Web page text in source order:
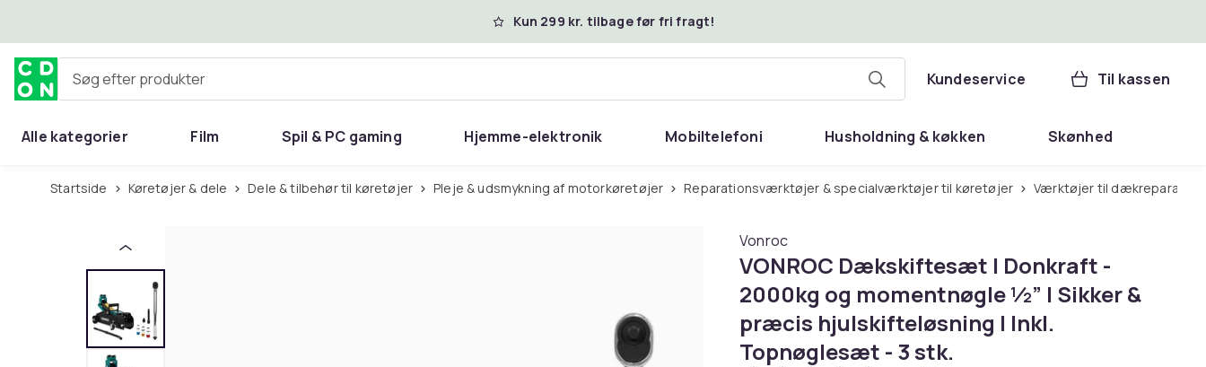
Kun 299 kr. tilbage før fri fragt!
Søg efter produkter Kundeservice Til kassen
Alle kategorier Film Spil & PC gaming Hjemme-elektronik Mobiltelefoni Husholdning & køkken Skønhed
Hjem & have
Startside Køretøjer & dele Dele & tilbehør til køretøjer Pleje & udsmykning af motorkøretøjer Reparationsværktøjer & specialværktøjer til køretøjer Værktøjer til dækreparation
Vonroc
VONROC Dækskiftesæt | Donkraft -
2000kg og momentnøgle ½” | Sikker &
præcis hjulskifteløsning | Inkl.
Topnøglesæt - 3 stk.